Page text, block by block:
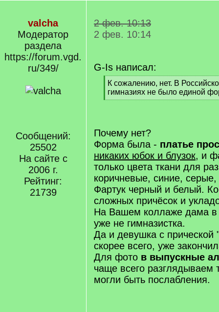
valcha
Модератор
раздела
https://forum.vgd.
ru/349/
Сообщений:
25502
На сайте с
2006 г.
Рейтинг:
21739
2 фев. 10:13
2 фев. 10:14
G-Is написал:
[
q
]
К сожалению, нет. В
гимназиях не было единой
[
Почему нет?
Форма была - платье
никаких юбок и блузок, и
только цвета ткани для
коричневые, синие,
Фартук черный и белый.
сложных причёсок и
На Вашем коллаже дама в
уже не гимназистка.
Да и девушка с
скорее всего, уже
Для фото в выпускные
чаще всего разглядываем
могли быть послабления.